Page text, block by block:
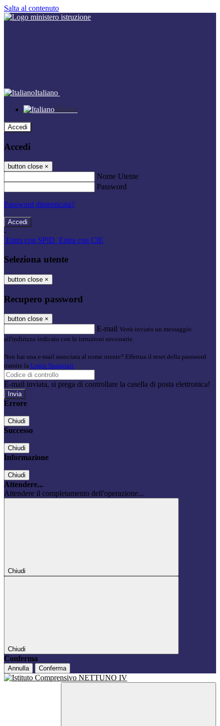
Salta al contenuto
Italiano
Italiano
Accedi
Accedi
button close ×
Nome Utente
Password
Password dimenticata?
-
Entra con SPID Entra con CIE
Seleziona utente
button close ×
Recupero password
button close ×
E-mail Verrà inviato un messaggio
all'indirizzo indicato con le istruzioni necessarie.
Non hai una e-mail associata al nome utente? Effettua il reset della password
tramite la Login Spaggiari
E-mail inviata, si prega di controllare la casella di posta elettronica!
Errore
Chiudi
Successo
Chiudi
Informazione
Chiudi
Attendere...
Attendere il completamento dell'operazione...
Chiudi
Chiudi
Conferma
Annulla Conferma